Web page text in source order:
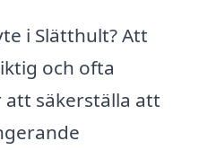
i Slätthult? Att
och ofta
säkerställa att